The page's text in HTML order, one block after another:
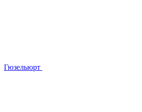
Гюзельюрт